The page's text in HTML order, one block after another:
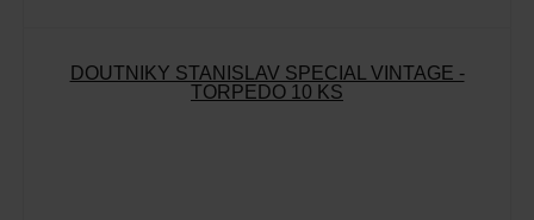
DOUTNÍKY STANISLAV SPECIAL VINTAGE -
TORPEDO 10 KS